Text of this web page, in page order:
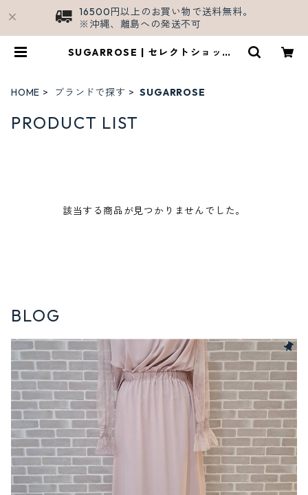
16500円以上のお買い物で送料無料。
※沖縄、離島への発送不可
SUGARROSE | セレクトショップS
HOME ブランドで探す SUGARROSE
PRODUCT LIST
該当する商品が見つかりませんでした。
BLOG